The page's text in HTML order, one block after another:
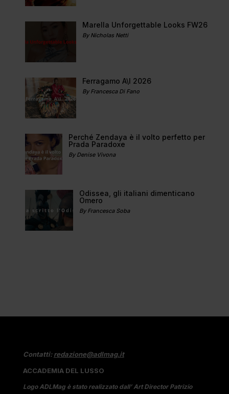
Marella Unforgettable Looks FW26
By Nicholas Netti
Ferragamo A\I 2026
By Francesca Di Fano
Perché Zendaya è il volto perfetto per
Prada Paradoxe
By Denise Vivona
Odissea, gli italiani dimenticano
Omero
By Francesca Soba
Contatti:redazione@adlmag.it
ACCADEMIA DEL LUSSO
Logo ADLMag è stato realizzato dall’ Art Director Patrizio